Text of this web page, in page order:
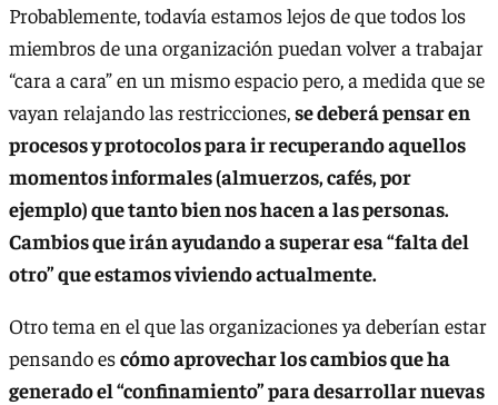
Probablemente, todavía estamos lejos de que todos los
miembros de una organización puedan volver a trabajar
“cara a cara” en un mismo espacio pero, a medida que se
vayan relajando las restricciones,se deberá pensar en
procesos y protocolos para ir recuperando aquellos
momentos informales (almuerzos, cafés, por
ejemplo) que tanto bien nos hacen a las personas.
Cambios que irán ayudando a superar esa “falta del
otro” que estamos viviendo actualmente.
Otro tema en el que las organizaciones ya deberían estar
pensando escómo aprovechar los cambios que ha
generado el “confinamiento” para desarrollar nuevas